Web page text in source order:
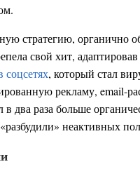
стратегию, органично
свой хит,
соцсетях, который стал
рекламу, email-
в два раза больше
неактивных